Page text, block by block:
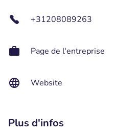
+31208089263
Page de l'entreprise
Website
Plus d'infos